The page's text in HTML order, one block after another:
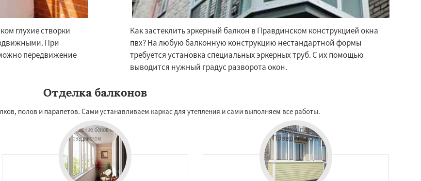
глухие створки
При
передвижение
Как застеклить эркерный балкон в Правдинском конструкцией окна
пвх? На любую балконную конструкцию нестандартной формы
требуется установка специальных эркерных труб. С их помощью
выводится нужный градус разворота окон.
Отделка балконов
полов и парапетов. Сами устанавливаем каркас для утепления и сами выполняем все работы.